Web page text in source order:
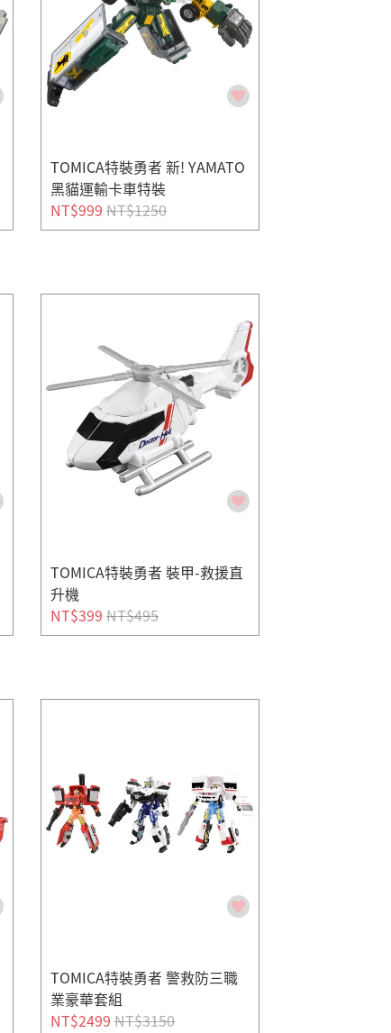
TOMICA特裝勇者 新! YAMATO
黑貓運輸卡車特裝
NT$999 NT$1250
TOMICA特裝勇者 裝甲-救援直
升機
NT$399 NT$495
TOMICA特裝勇者 警救防三職
業豪華套組
NT$2499 NT$3150